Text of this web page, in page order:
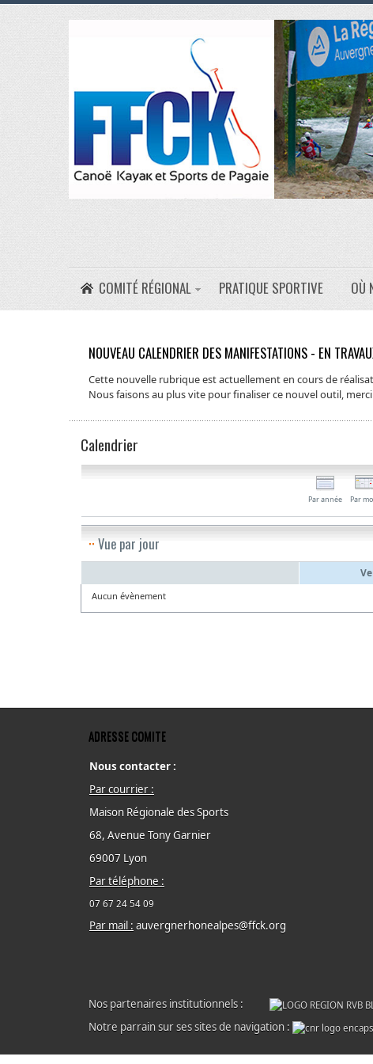
COMITÉ RÉGIONAL PRATIQUE SPORTIVE OÙ
NOUVEAU CALENDRIER DES MANIFESTATIONS - EN
Cette nouvelle rubrique est actuellement en cours de
Nous faisons au plus vite pour finaliser ce nouvel outil,
Calendrier
Par année Par
Vue par jour
Aucun évènement
ADRESSE COMITE
Nous contacter :
Par courrier :
Maison Régionale des Sports
68, Avenue Tony Garnier
69007 Lyon
Par téléphone :
07 67 24 54 09
Par mail : auvergnerhonealpes@ffck.org
Nos partenaires institutionnels :
Notre parrain sur ses sites de navigation :